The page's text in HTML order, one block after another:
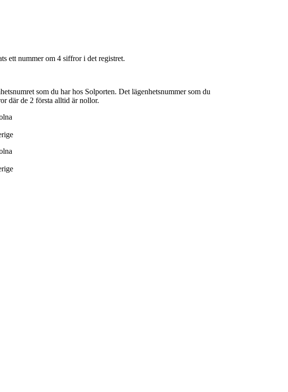
ett nummer om 4 siffror i det registret.
som du har hos Solporten. Det lägenhetsnummer som du
där de 2 första alltid är nollor.